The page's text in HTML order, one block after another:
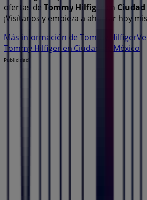
ofertas de Tommy Hilfiger en Ciudad
¡Visítanos y empieza a ahorrar hoy
Más información de Tommy Hilfiger
Tommy Hilfiger en Ciudad de México
Publicidad